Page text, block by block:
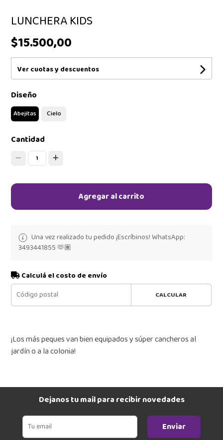
LUNCHERA KIDS
$15.500,00
Ver cuotas y descuentos
Diseño
Abejitas Cielo
Cantidad
1
Agregar al carrito
Una vez realizado tu pedido ¡Escríbinos! WhatsApp:
3493441855 🫶🏽
Calculá el costo de envío
CALCULAR
¡Los más peques van bien equipados y súper cancheros al
jardín o a la colonia!
Dejanos tu mail para recibir novedades
Enviar